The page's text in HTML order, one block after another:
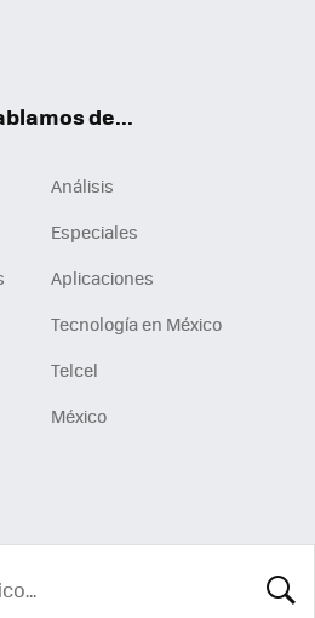
de...
Análisis
Especiales
Aplicaciones
Tecnología en México
Telcel
México